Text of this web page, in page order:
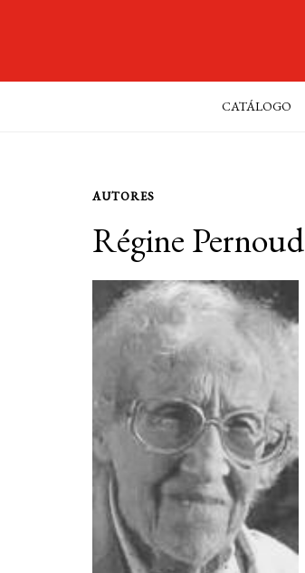
CATÁLOGO
AUTORES
Régine Pernoud